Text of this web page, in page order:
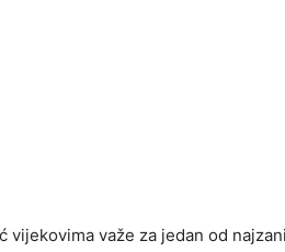
vijekovima važe za jedan od